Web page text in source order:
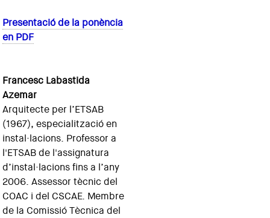
Presentació de la ponència
en PDF
Francesc Labastida
Azemar
Arquitecte per l’ETSAB
(1967), especialització en
instal·lacions. Professor a
l'ETSAB de l'assignatura
d’instal·lacions fins a l’any
2006. Assessor tècnic del
COAC i del CSCAE. Membre
de la Comissió Tècnica del